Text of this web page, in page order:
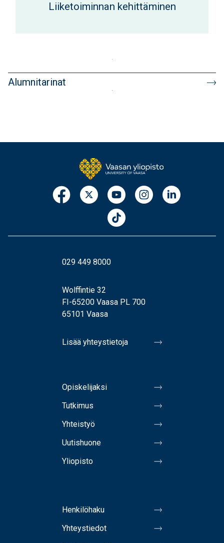
Liiketoiminnan kehittäminen
Alumnitarinat
029 449 8000
Wolffintie 32
FI-65200 Vaasa PL 700
65101 Vaasa
Lisää yhteystietoja
Opiskelijaksi
Tutkimus
Yhteistyö
Uutishuone
Yliopisto
Henkilöhaku
Yhteystiedot